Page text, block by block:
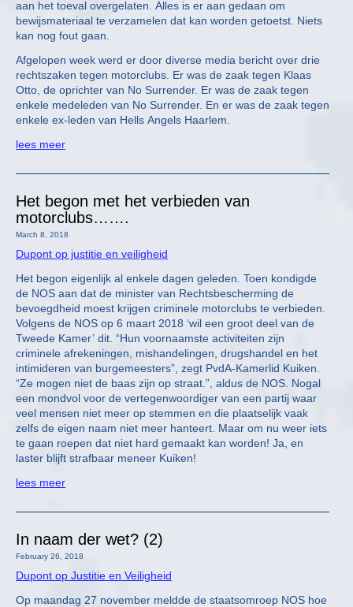
aan het toeval overgelaten. Alles is er aan gedaan om
bewijsmateriaal te verzamelen dat kan worden getoetst. Niets
kan nog fout gaan.
Afgelopen week werd er door diverse media bericht over drie
rechtszaken tegen motorclubs. Er was de zaak tegen Klaas
Otto, de oprichter van No Surrender. Er was de zaak tegen
enkele medeleden van No Surrender. En er was de zaak tegen
enkele ex-leden van Hells Angels Haarlem.
lees meer
Het begon met het verbieden van
motorclubs…….
March 8, 2018
Dupont op justitie en veiligheid
Het begon eigenlijk al enkele dagen geleden. Toen kondigde
de NOS aan dat de minister van Rechtsbescherming de
bevoegdheid moest krijgen criminele motorclubs te verbieden.
Volgens de NOS op 6 maart 2018 ‘wil een groot deel van de
Tweede Kamer’ dit. “Hun voornaamste activiteiten zijn
criminele afrekeningen, mishandelingen, drugshandel en het
intimideren van burgemeesters”, zegt PvdA-Kamerlid Kuiken.
“Ze mogen niet de baas zijn op straat.”, aldus de NOS. Nogal
een mondvol voor de vertegenwoordiger van een partij waar
veel mensen niet meer op stemmen en die plaatselijk vaak
zelfs de eigen naam niet meer hanteert. Maar om nu weer iets
te gaan roepen dat niet hard gemaakt kan worden! Ja, en
laster blijft strafbaar meneer Kuiken!
lees meer
In naam der wet? (2)
February 26, 2018
Dupont op Justitie en Veiligheid
Op maandag 27 november meldde de staatsomroep NOS hoe